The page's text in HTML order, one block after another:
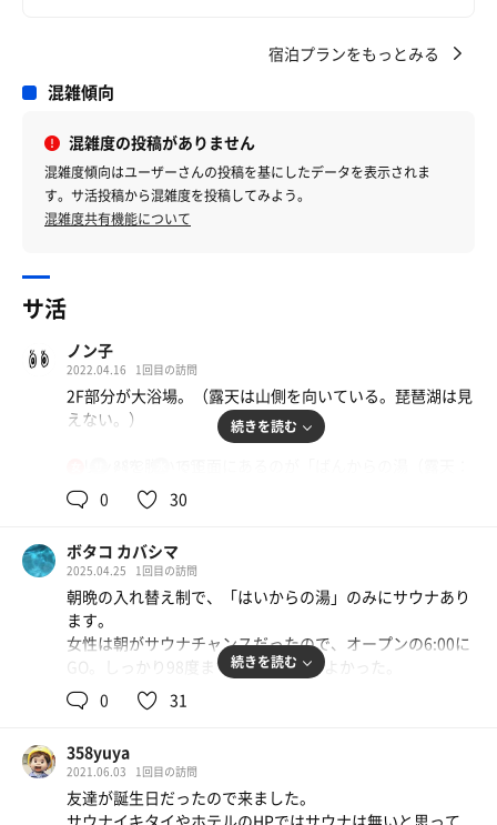
宿泊プランをもっとみる
混雑傾向
混雑度の投稿がありません
混雑度傾向はユーザーさんの投稿を基にしたデータを表示されま
す。サ活投稿から混雑度を投稿してみよう。
混雑度共有機能について
サ活
ノン子
2022.04.16 1回目の訪問
2F部分が大浴場。（露天は山側を向いている。琵琶湖は見
えない。）
ひだまりの湯）」
右側の廊下の奥を進んでいくのが「はいからの湯（露天：
サウナ・水風呂・外気浴への動線、広さ、水風呂の冷え具
合が良いのは「ばんからの湯」。外気浴、休めるところが
ないのだけど、無理やり休んでみたのが「ばんからの湯」
手前の岩、タオル敷いたら横寝転んで。「はいからの湯」
はガラスの奥に平たい石があるのでそこにタオル敷いて座
りました。
サウナはカラッカラの80度台。
仕上がりは今ひとつでしたがほっこりできました。
（ここは食事は美味しいと思う。あとお湯の温度41度以上
続きを読む
0 30
ボタコ カバシマ
2025.04.25 1回目の訪問
朝晩の入れ替え制で、「はいからの湯」のみにサウナあり
ます。
女性は朝がサウナチャンスだったので、オープンの6:00に
GO。しっかり98度まで熱くなっててよかった。
ただ、水風呂ではなく、ぬるいかけ湯スペース。
なんとなく入るのがためらわれたため、キンキンの水シャ
いただき休息。
8分〜10分✖️3
サウナ目的ではどうかな？と思うけれど、「サウナはな
続きを読む
0 31
358yuya
2021.06.03 1回目の訪問
友達が誕生日だったので来ました。
サウナイキタイやホテルのHPではサウナは無いと思って